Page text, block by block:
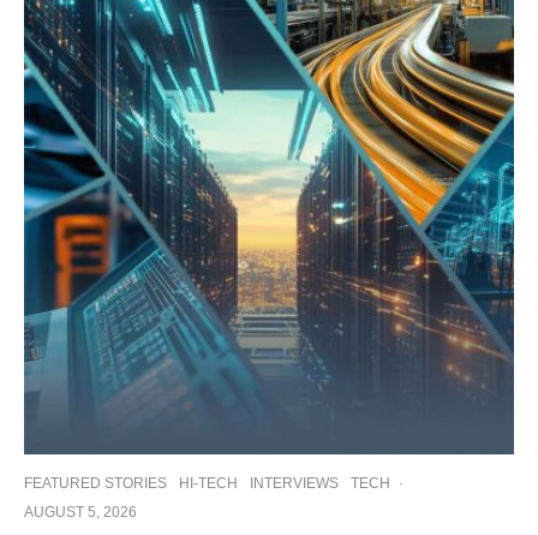
FEATURED STORIES HI-TECH INTERVIEWS TECH
·
AUGUST 5, 2026